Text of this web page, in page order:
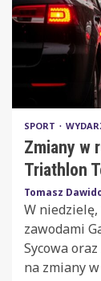
SPORT
Zmiany w
Triathlon
Tomasz
W
zawodami
Sycowa
na zmiany